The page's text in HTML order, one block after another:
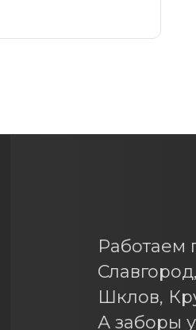
Работаем
Шклов,
А заборы